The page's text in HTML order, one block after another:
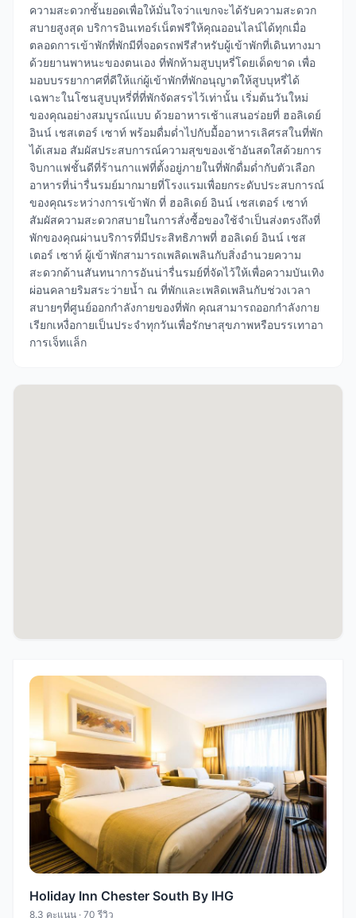
ความสะดวกชั้นยอดเพื่อให้มั่นใจว่าแขกจะได้รับความสะดวก
สบายสูงสุด บริการอินเทอร์เน็ตฟรีให้คุณออนไลน์ได้ทุกเมื่อ
ตลอดการเข้าพักที่พักมีที่จอดรถฟรีสำหรับผู้เข้าพักที่เดินทางมา
ด้วยยานพาหนะของตนเอง ที่พักห้ามสูบบุหรี่โดยเด็ดขาด เพื่อ
มอบบรรยากาศที่ดีให้แก่ผู้เข้าพักที่พักอนุญาตให้สูบบุหรี่ได้
เฉพาะในโซนสูบบุหรี่ที่ที่พักจัดสรรไว้เท่านั้น เริ่มต้นวันใหม่
ของคุณอย่างสมบูรณ์แบบ ด้วยอาหารเช้าแสนอร่อยที่ ฮอลิเดย์
อินน์ เชสเตอร์ เซาท์ พร้อมดื่มด่ำไปกับมื้ออาหารเลิศรสในที่พัก
ได้เสมอ สัมผัสประสบการณ์ความสุขของเช้าอันสดใสด้วยการ
จิบกาแฟชั้นดีที่ร้านกาแฟที่ตั้งอยู่ภายในที่พักดื่มด่ำกับตัวเลือก
อาหารที่น่ารื่นรมย์มากมายที่โรงแรมเพื่อยกระดับประสบการณ์
ของคุณระหว่างการเข้าพัก ที่ ฮอลิเดย์ อินน์ เชสเตอร์ เซาท์
สัมผัสความสะดวกสบายในการสั่งซื้อของใช้จำเป็นส่งตรงถึงที่
พักของคุณผ่านบริการที่มีประสิทธิภาพที่ ฮอลิเดย์ อินน์ เชส
เตอร์ เซาท์ ผู้เข้าพักสามารถเพลิดเพลินกับสิ่งอำนวยความ
สะดวกด้านสันทนาการอันน่ารื่นรมย์ที่จัดไว้ให้เพื่อความบันเทิง
ผ่อนคลายริมสระว่ายน้ำ ณ ที่พักและเพลิดเพลินกับช่วงเวลา
สบายๆที่ศูนย์ออกกำลังกายของที่พัก คุณสามารถออกกำลังกาย
เรียกเหงื่อกายเป็นประจำทุกวันเพื่อรักษาสุขภาพหรือบรรเทาอา
การเจ็ทแล็ก
Holiday Inn Chester South By IHG
8.3 คะแนน · 70 รีวิว